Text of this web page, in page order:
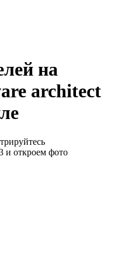
на
architect
и откроем фото